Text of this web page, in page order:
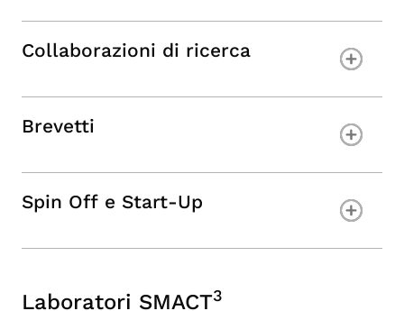
Collaborazioni di ricerca
Brevetti
Spin Off e Start-Up
Laboratori SMACT3